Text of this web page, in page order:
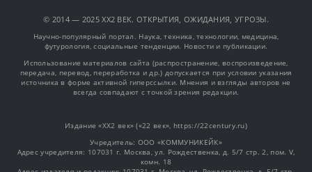
© 2014 — 2025 XX2 ВЕК. ОТКРЫТИЯ, ОЖИДАНИЯ, УГРОЗЫ.
Научно-популярный портал. Наука, техника, технологии, медицина,
футурология, социальные тенденции. Новости и публикации.
Использование материалов сайта (распространение, воспроизведение,
передача, перевод, переработка и др.) допускается при условии указания
источника в форме активной гиперссылки. Мнения и взгляды авторов не
всегда совпадают с точкой зрения редакции.
Издание «XX2 век» («22 век», https://22century.ru)
Учредитель: OOO «КОММУНИКЕЙК»
Адрес учредителя: 107031 г. Москва, ул. Рождественка, д. 5/7 стр. 2, пом. V,
комн. 18